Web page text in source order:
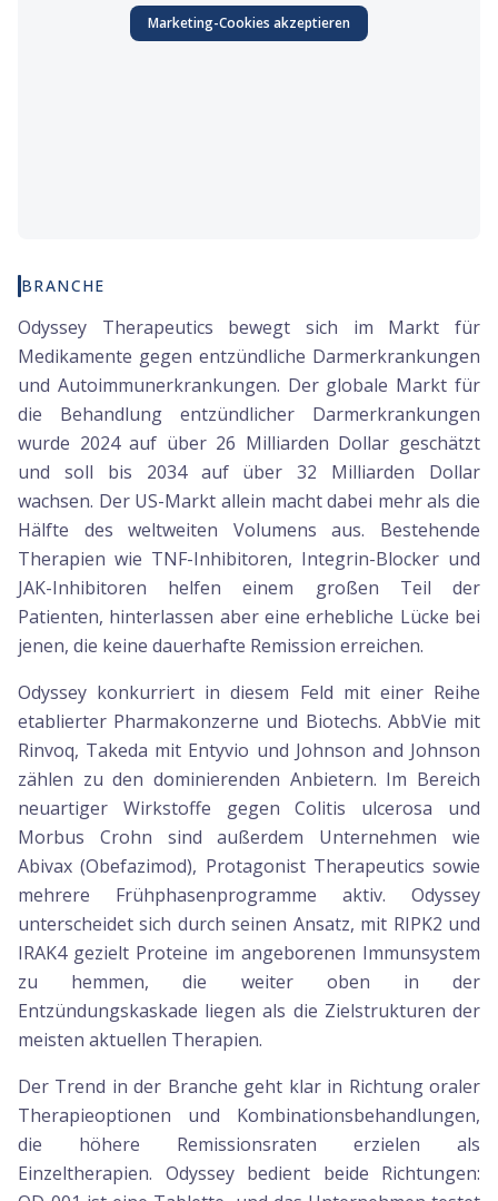
Marketing-Cookies akzeptieren
BRANCHE
Odyssey Therapeutics bewegt sich im Markt für
Medikamente gegen entzündliche Darmerkrankungen
und Autoimmunerkrankungen. Der globale Markt für
die Behandlung entzündlicher Darmerkrankungen
wurde 2024 auf über 26 Milliarden Dollar geschätzt
und soll bis 2034 auf über 32 Milliarden Dollar
wachsen. Der US-Markt allein macht dabei mehr als die
Hälfte des weltweiten Volumens aus. Bestehende
Therapien wie TNF-Inhibitoren, Integrin-Blocker und
JAK-Inhibitoren helfen einem großen Teil der
Patienten, hinterlassen aber eine erhebliche Lücke bei
jenen, die keine dauerhafte Remission erreichen.
Odyssey konkurriert in diesem Feld mit einer Reihe
etablierter Pharmakonzerne und Biotechs. AbbVie mit
Rinvoq, Takeda mit Entyvio und Johnson and Johnson
zählen zu den dominierenden Anbietern. Im Bereich
neuartiger Wirkstoffe gegen Colitis ulcerosa und
Morbus Crohn sind außerdem Unternehmen wie
Abivax (Obefazimod), Protagonist Therapeutics sowie
mehrere Frühphasenprogramme aktiv. Odyssey
unterscheidet sich durch seinen Ansatz, mit RIPK2 und
IRAK4 gezielt Proteine im angeborenen Immunsystem
zu hemmen, die weiter oben in der
Entzündungskaskade liegen als die Zielstrukturen der
meisten aktuellen Therapien.
Der Trend in der Branche geht klar in Richtung oraler
Therapieoptionen und Kombinationsbehandlungen,
die höhere Remissionsraten erzielen als
Einzeltherapien. Odyssey bedient beide Richtungen: